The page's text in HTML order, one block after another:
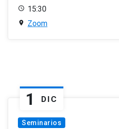
15:30
Zoom
1 DIC
Seminarios